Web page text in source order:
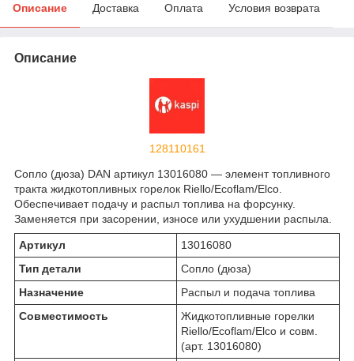
Описание Доставка Оплата Условия возврата
Описание
128110161
Сопло (дюза) DAN артикул 13016080 — элемент топливного
тракта жидкотопливных горелок Riello/Ecoflam/Elco.
Обеспечивает подачу и распыл топлива на форсунку.
Заменяется при засорении, износе или ухудшении распыла.
Артикул
13016080
Тип детали
Сопло (дюза)
Назначение
Распыл и подача топлива
Совместимость
Жидкотопливные горелки
Riello/Ecoflam/Elco и совм.
(арт. 13016080)